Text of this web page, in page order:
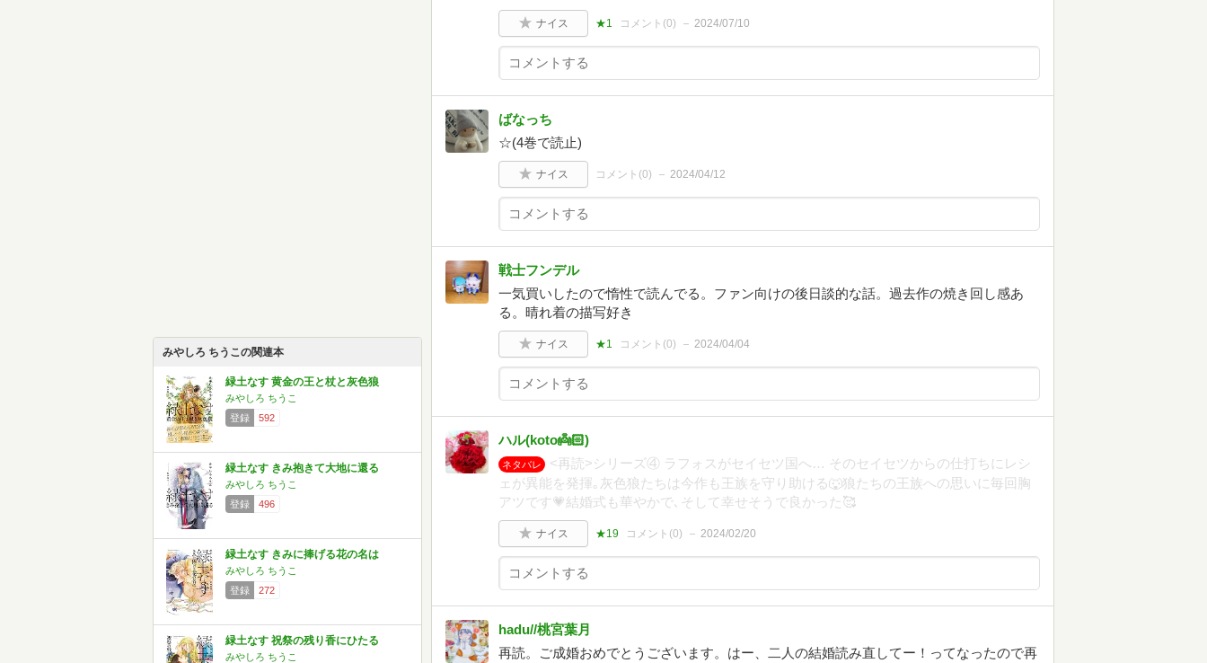
みやしろ ちうこの関連本
緑土なす 黄金の王と杖と灰色狼
みやしろ ちうこ
登録
592
緑土なす きみ抱きて大地に還る
みやしろ ちうこ
登録
496
緑土なす きみに捧げる花の名は
みやしろ ちうこ
登録
272
緑土なす 祝祭の残り香にひたる
みやしろ ちうこ
ナイス ★1 コメント(0) 2024/07/10
ばなっち
☆(4巻で読止)
ナイス コメント(0) 2024/04/12
戦士フンデル
一気買いしたので惰性で読んでる。ファン向けの後日談的な話。過去作の焼き回し感あ
る。晴れ着の描写好き
ナイス ★1 コメント(0) 2024/04/04
ハル(koto👼🏻‎)
ネタバレ
<再読>シリーズ④ ラフォスがセイセツ国へ… そのセイセツからの仕打ちにレシ
ェが異能を発揮｡灰色狼たちは今作も王族を守り助ける🐺狼たちの王族への思いに毎回胸
アツです💗結婚式も華やかで､そして幸せそうで良かった🥰
ナイス ★19 コメント(0) 2024/02/20
hadu//桃宮葉月
再読。ご成婚おめでとうございます。はー、二人の結婚読み直してー！ってなったので再